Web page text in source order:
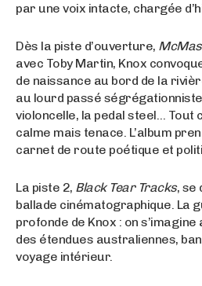
par une voix intacte, chargée
Dès la piste d’ouverture,
avec Toby Martin, Knox
de naissance au bord de la
au lourd passé
violoncelle, la pedal steel… Tout
calme mais tenace. L’album
carnet de route poétique et
La piste 2, Black Tear Tracks, se
ballade cinématographique. La
profonde de Knox : on
des étendues australiennes,
voyage intérieur.